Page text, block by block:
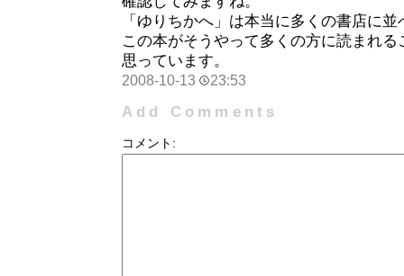
「ゆりちかへ」は本当に多くの書店に
この本がそうやって多くの方に読まれ
思っています。
2008-10-13 23:53
Add Comments
コメント: